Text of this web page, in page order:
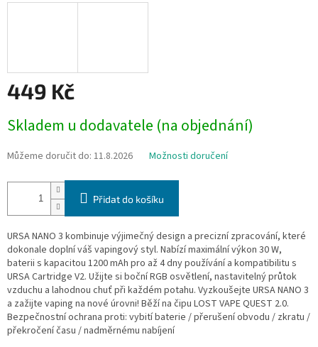
449 Kč
cena:
Skladem u dodavatele (na objednání)
Můžeme doručit do: 11.8.2026 Možnosti doručení
Přidat do košíku
URSA NANO 3 kombinuje výjimečný design a precizní zpracování, které
dokonale doplní váš vapingový styl. Nabízí maximální výkon 30 W,
baterii s kapacitou 1200 mAh pro až 4 dny používání a kompatibilitu s
URSA Cartridge V2. Užijte si boční RGB osvětlení, nastavitelný průtok
vzduchu a lahodnou chuť při každém potahu. Vyzkoušejte URSA NANO 3
a zažijte vaping na nové úrovni! Běží na čipu LOST VAPE QUEST 2.0.
Bezpečnostní ochrana proti: vybití baterie / přerušení obvodu / zkratu /
překročení času / nadměrnému nabíjení